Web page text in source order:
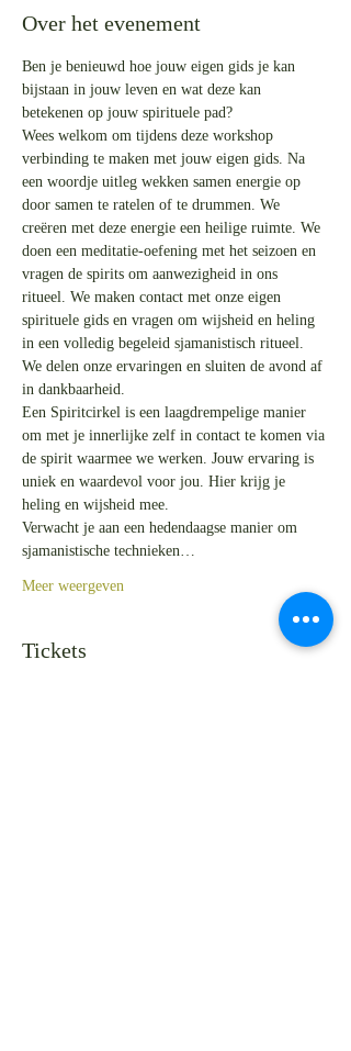
Over het evenement
Ben je benieuwd hoe jouw eigen gids je kan
bijstaan in jouw leven en wat deze kan
betekenen op jouw spirituele pad?
Wees welkom om tijdens deze workshop
verbinding te maken met jouw eigen gids. Na
een woordje uitleg wekken samen energie op
door samen te ratelen of te drummen. We
creëren met deze energie een heilige ruimte. We
doen een meditatie-oefening met het seizoen en
vragen de spirits om aanwezigheid in ons
ritueel. We maken contact met onze eigen
spirituele gids en vragen om wijsheid en heling
in een volledig begeleid sjamanistisch ritueel.
We delen onze ervaringen en sluiten de avond af
in dankbaarheid.
Een Spiritcirkel is een laagdrempelige manier
om met je innerlijke zelf in contact te komen via
de spirit waarmee we werken. Jouw ervaring is
uniek en waardevol voor jou. Hier krijg je
heling en wijsheid mee.
Verwacht je aan een hedendaagse manier om
sjamanistische technieken…
Meer weergeven
Tickets